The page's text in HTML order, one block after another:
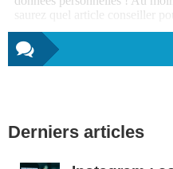
latérale
Derniers articles